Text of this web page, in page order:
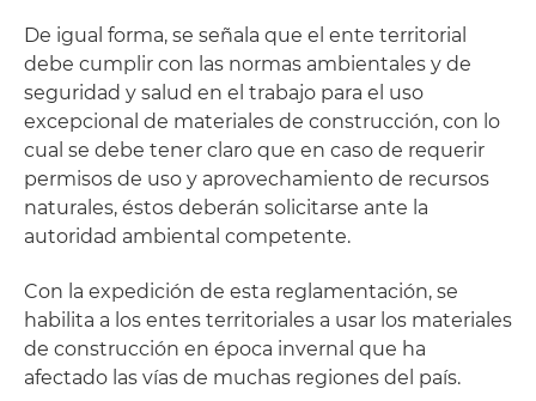
De igual forma, se señala que el ente territorial
debe cumplir con las normas ambientales y de
seguridad y salud en el trabajo para el uso
excepcional de materiales de construcción, con lo
cual se debe tener claro que en caso de requerir
permisos de uso y aprovechamiento de recursos
naturales, éstos deberán solicitarse ante la
autoridad ambiental competente.
Con la expedición de esta reglamentación, se
habilita a los entes territoriales a usar los materiales
de construcción en época invernal que ha
afectado las vías de muchas regiones del país.